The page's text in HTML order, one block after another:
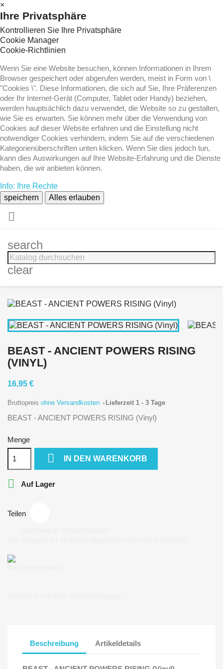
×
Ihre Privatsphäre
Kontrollieren Sie Ihre Privatsphäre
Cookie Manager
Cookie-Richtlinien
Wenn Sie eine Website besuchen, können Informationen in Ihrem
Browser gespeichert oder abgerufen werden, meist in Form von \
"Cookies \". Diese Informationen, die sich auf Sie, Ihre Präferenzen
oder Ihr Internet-Gerät (Computer, Tablet oder Handy) beziehen,
werden hauptsächlich dazu verwendet, die Website so zu gestalten,
wie Sie es erwarten. Sie können mehr über die Verwendung von
Cookies auf dieser Website erfahren und die Einstellung nicht
notwendiger Cookies verhindern, indem Sie auf die verschiedenen
Kategorienüberschriften unten klicken. Wenn Sie dies jedoch tun,
kann dies Auswirkungen auf Ihre Website-Erfahrung und die Dienste
haben, die wir anbieten können.
Info: Ihre Rechte
speichern
Alles erlauben

search
clear
BEAST - ANCIENT POWERS RISING
(VINYL)
16,95 €
Bruttopreis ohne Versandkosten Lieferzeit 1 - 3 Tage
BEAST - ANCIENT POWERS RISING (Vinyl)
Menge
 IN DEN WARENKORB
 Auf Lager
Teilen
Beschreibung Artikeldetails